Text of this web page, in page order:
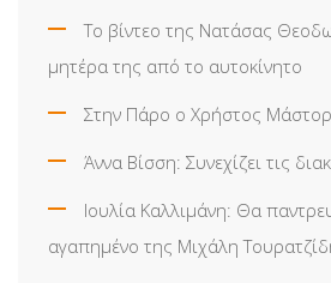
Το βίντεο της Νατάσας
μητέρα της από το αυτοκίνητο
Στην Πάρο ο Χρήστος
Άννα Βίσση: Συνεχίζει τις
Ιουλία Καλλιμάνη: Θα
αγαπημένο της Μιχάλη